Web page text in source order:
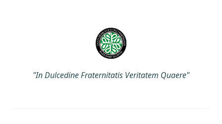
"In Dulcedine Fraternitatis Veritatem Quaere"